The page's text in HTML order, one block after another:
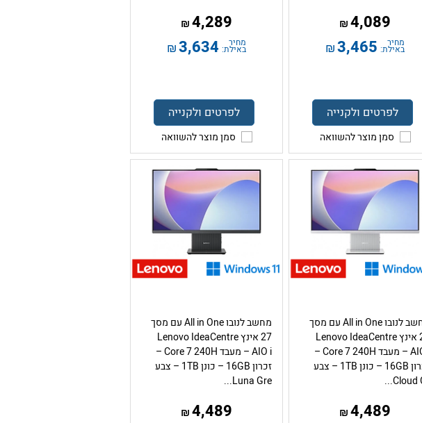
4,089
₪
מחיר
באילת: 3,465
₪
לפרטים ולקנייה
סמן מוצר להשוואה
4,289
₪
מחיר
באילת: 3,634
₪
לפרטים ולקנייה
סמן מוצר להשוואה
מחשב לנובו All in One עם מסך
27 אינץ Lenovo IdeaCentre
AIO i – מעבד Core 7 240H –
זכרון 16GB – כונן 1TB – צבע
Cloud
4,489
₪
מחשב לנובו All in One עם מסך
27 אינץ Lenovo IdeaCentre
AIO i – מעבד Core 7 240H –
זכרון 16GB – כונן 1TB – צבע
Luna Gre...
4,489
₪